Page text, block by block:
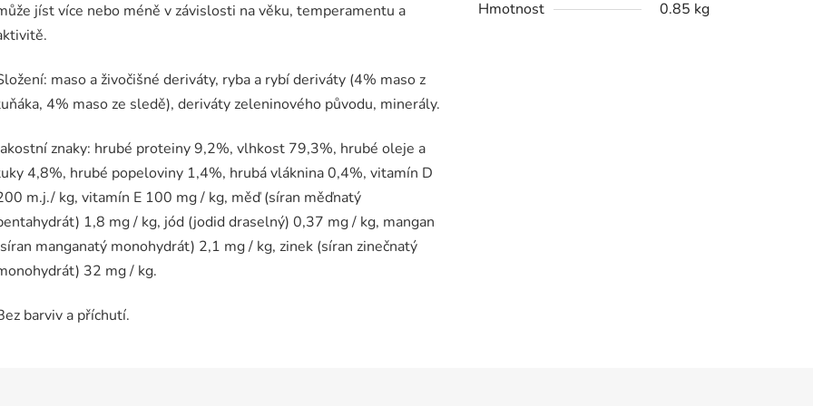
jíst více nebo méně v závislosti na věku, temperamentu a
maso a živočišné deriváty, ryba a rybí deriváty (4% maso z
4% maso ze sledě), deriváty zeleninového původu, minerály.
znaky: hrubé proteiny 9,2%, vlhkost 79,3%, hrubé oleje a
4,8%, hrubé popeloviny 1,4%, hrubá vláknina 0,4%, vitamín D
m.j./ kg, vitamín E 100 mg / kg, měď (síran měďnatý
1,8 mg / kg, jód (jodid draselný) 0,37 mg / kg, mangan
manganatý monohydrát) 2,1 mg / kg, zinek (síran zinečnatý
32 mg / kg.
barviv a příchutí.
Hmotnost 0.85 kg